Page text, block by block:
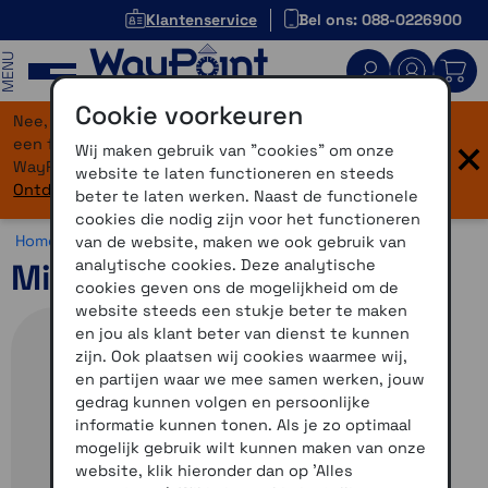
Klantenservice Bel ons: 088-0226900
Nee, je bent niet verdwaald! Onze website heeft
een flinke upgrade gekregen. Dezelfde vertrouwde
WayPoint-service, maar dan in een modern jasje.
Ontdek hier wat er allemaal nieuw is.
×
Home >Overig >Midland >Diversen
Midland Bikeplay Pro folie
Cookie voorkeuren
Wij maken gebruik van "cookies" om onze
website te laten functioneren en steeds
beter te laten werken. Naast de functionele
cookies die nodig zijn voor het functioneren
van de website, maken we ook gebruik van
analytische cookies. Deze analytische
cookies geven ons de mogelijkheid om de
website steeds een stukje beter te maken
en jou als klant beter van dienst te kunnen
zijn. Ook plaatsen wij cookies waarmee wij,
en partijen waar we mee samen werken, jouw
gedrag kunnen volgen en persoonlijke
informatie kunnen tonen. Als je zo optimaal
mogelijk gebruik wilt kunnen maken van onze
website, klik hieronder dan op 'Alles